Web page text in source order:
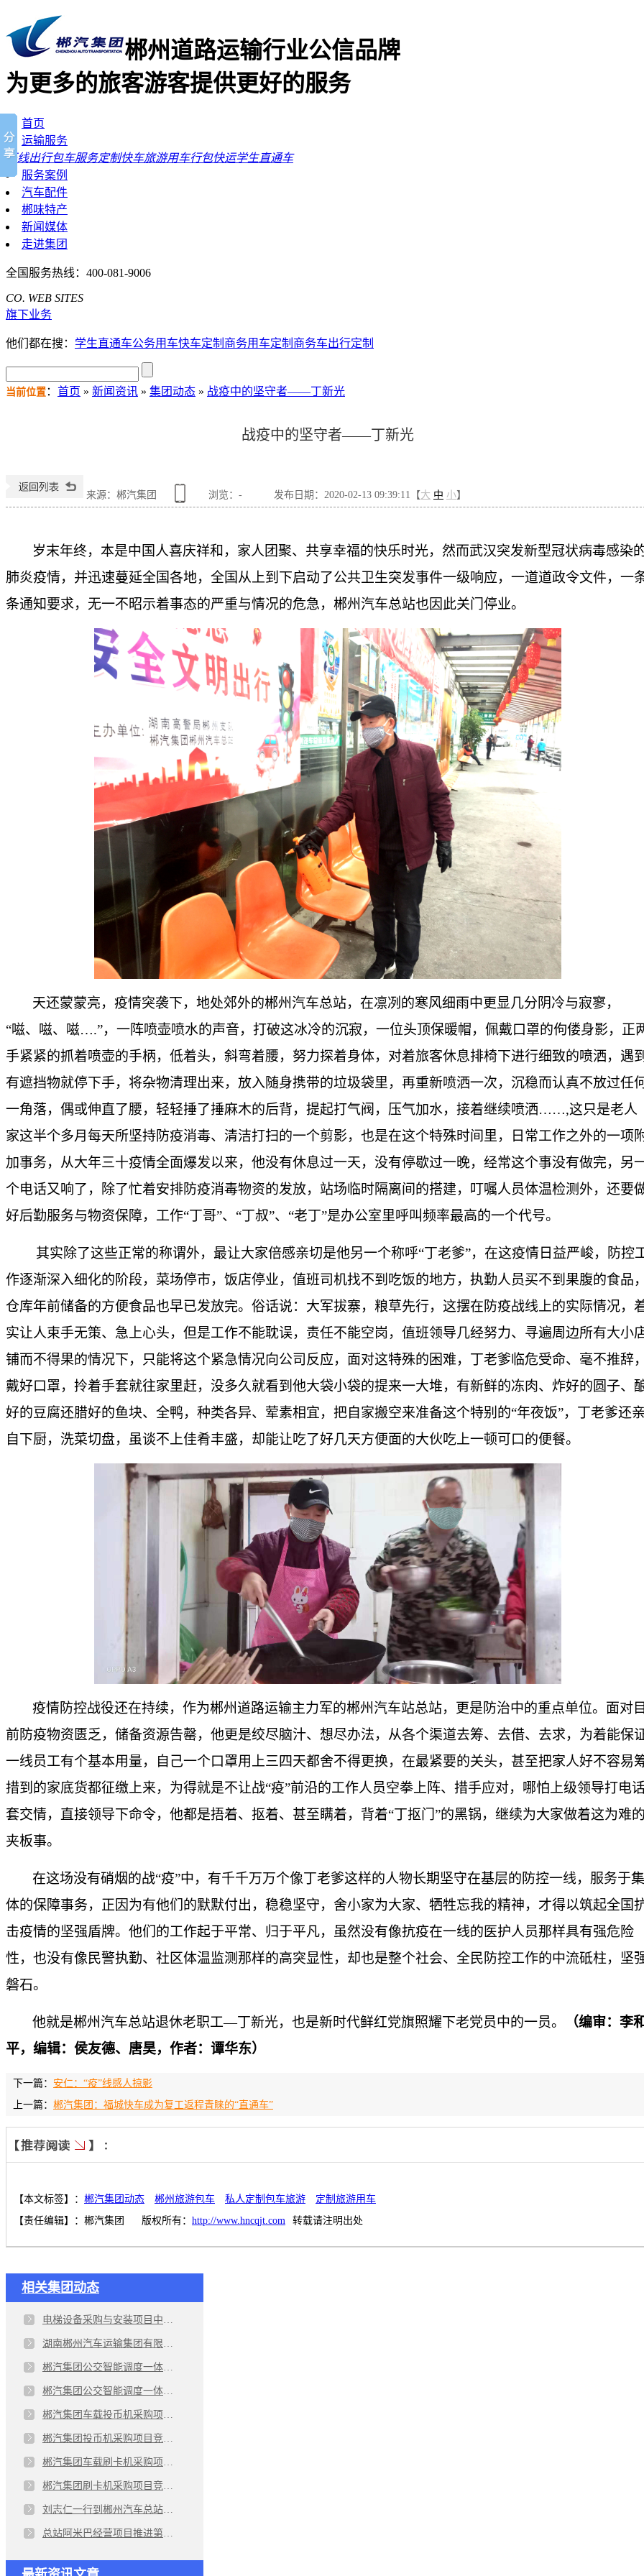
郴州道路运输行业公信品牌
为更多的旅客游客提供更好的服务
首页
运输服务
班线出行包车服务定制快车旅游用车行包快运学生直通车
服务案例
汽车配件
郴味特产
新闻媒体
走进集团
全国服务热线： 400-081-9006
CO. WEB SITES
旗下业务
他们都在搜： 学生直通车公务用车快车定制 商务用车定制 商务车出行定制
当前位置 ： 首页 » 新闻资讯 » 集团动态 » 战疫中的坚守者——丁新光
战疫中的坚守者——丁新光
来源：郴汽集团 浏览： - 发布日期：2020-02-13 09:39:11【大 中 小】
岁末年终，本是中国人喜庆祥和，家人团聚、共享幸福的快乐时光，然而武汉突发新型冠状病毒感染
肺炎疫情，并迅速蔓延全国各地，全国从上到下启动了公共卫生突发事件一级响应，一道道政令文件，一
条通知要求，无一不昭示着事态的严重与情况的危急，郴州汽车总站也因此关门停业。
天还蒙蒙亮，疫情突袭下，地处郊外的郴州汽车总站，在凛冽的寒风细雨中更显几分阴冷与寂寥，
“嗞、 嗞、 嗞….”，一阵喷壶喷水的声音，打破这冰冷的沉寂，一位头顶保暖帽，佩戴口罩的佝偻身影，正
手紧紧的抓着喷壶的手柄，低着头，斜弯着腰，努力探着身体，对着旅客休息排椅下进行细致的喷洒，遇
有遮挡物就停下手，将杂物清理出来，放入随身携带的垃圾袋里，再重新喷洒一次，沉稳而认真不放过任
一角落，偶或伸直了腰，轻轻捶了捶麻木的后背，提起打气阀，压气加水，接着继续喷洒……,这只是老人
家这半个多月每天所坚持防疫消毒、清洁打扫的一个剪影，也是在这个特殊时间里，日常工作之外的一项
加事务，从大年三十疫情全面爆发以来，他没有休息过一天，没有停歇过一晚，经常这个事没有做完，另
个电话又响了，除了忙着安排防疫消毒物资的发放，站场临时隔离间的搭建，叮嘱人员体温检测外，还要
好后勤服务与物资保障，工作“丁哥”、“丁叔”、“老丁”是办公室里呼叫频率最高的一个代号。
其实除了这些正常的称谓外，最让大家倍感亲切是他另一个称呼“丁老爹”，在这疫情日益严峻，防控
作逐渐深入细化的阶段，菜场停市，饭店停业，值班司机找不到吃饭的地方，执勤人员买不到果腹的食品
仓库年前储备的方便食品也早已发放完。俗话说：大军拔寨，粮草先行，这摆在防疫战线上的实际情况，
实让人束手无策、急上心头，但是工作不能耽误，责任不能空岗，值班领导几经努力、寻遍周边所有大小
铺而不得果的情况下，只能将这个紧急情况向公司反应，面对这特殊的困难，丁老爹临危受命、毫不推辞
戴好口罩，拎着手套就往家里赶，没多久就看到他大袋小袋的提来一大堆，有新鲜的冻肉、炸好的圆子、
好的豆腐还腊好的鱼块、全鸭，种类各异、荤素相宜，把自家搬空来准备这个特别的“年夜饭”，丁老爹还
自下厨，洗菜切盘，虽谈不上佳肴丰盛，却能让吃了好几天方便面的大伙吃上一顿可口的便餐。
疫情防控战役还在持续，作为郴州道路运输主力军的郴州汽车站总站，更是防治中的重点单位。面对
前防疫物资匮乏，储备资源告罄，他更是绞尽脑汁、想尽办法，从各个渠道去筹、去借、去求，为着能保
一线员工有个基本用量，自己一个口罩用上三四天都舍不得更换，在最紧要的关头，甚至把家人好不容易
措到的家底货都征缴上来，为得就是不让战“疫”前沿的工作人员空拳上阵、措手应对，哪怕上级领导打电
套交情，直接领导下命令，他都是捂着、抠着、甚至瞒着，背着“丁抠门”的黑锅，继续为大家做着这为难
夹板事。
在这场没有硝烟的战“疫”中，有千千万万个像丁老爹这样的人物长期坚守在基层的防控一线，服务于集
体的保障事务，正因为有他们的默默付出，稳稳坚守，舍小家为大家、牺牲忘我的精神，才得以筑起全国
击疫情的坚强盾牌。他们的工作起于平常、归于平凡，虽然没有像抗疫在一线的医护人员那样具有强危险
性，也没有像民警执勤、社区体温监测那样的高突显性，却也是整个社会、全民防控工作的中流砥柱，坚
磐石。
他就是郴州汽车总站退休老职工—丁新光，也是新时代鲜红党旗照耀下老党员中的一员。
（编审：李
平，编辑：侯友德、唐昊，作者：谭华东）
下一篇： 安仁：“疫”线感人掠影
上一篇： 郴汽集团：福城快车成为复工返程青睐的“直通车”
【本文标签】： 郴汽集团动态 郴州旅游包车 私人定制包车旅游
定制旅游用车
【责任编辑】： 郴汽集团 版权所有： http://www.hncqjt.com 转载请注明出处
相关集团动态